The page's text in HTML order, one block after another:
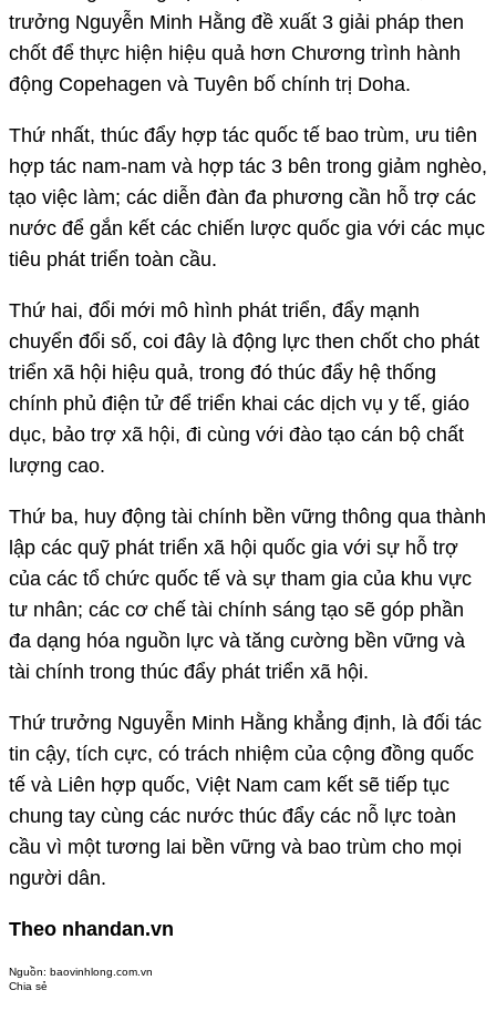
trưởng Nguyễn Minh Hằng đề xuất 3 giải pháp then
chốt để thực hiện hiệu quả hơn Chương trình hành
động Copehagen và Tuyên bố chính trị Doha.
Thứ nhất, thúc đẩy hợp tác quốc tế bao trùm, ưu tiên
hợp tác nam-nam và hợp tác 3 bên trong giảm nghèo,
tạo việc làm; các diễn đàn đa phương cần hỗ trợ các
nước để gắn kết các chiến lược quốc gia với các mục
tiêu phát triển toàn cầu.
Thứ hai, đổi mới mô hình phát triển, đẩy mạnh
chuyển đổi số, coi đây là động lực then chốt cho phát
triển xã hội hiệu quả, trong đó thúc đẩy hệ thống
chính phủ điện tử để triển khai các dịch vụ y tế, giáo
dục, bảo trợ xã hội, đi cùng với đào tạo cán bộ chất
lượng cao.
Thứ ba, huy động tài chính bền vững thông qua thành
lập các quỹ phát triển xã hội quốc gia với sự hỗ trợ
của các tổ chức quốc tế và sự tham gia của khu vực
tư nhân; các cơ chế tài chính sáng tạo sẽ góp phần
đa dạng hóa nguồn lực và tăng cường bền vững và
tài chính trong thúc đẩy phát triển xã hội.
Thứ trưởng Nguyễn Minh Hằng khẳng định, là đối tác
tin cậy, tích cực, có trách nhiệm của cộng đồng quốc
tế và Liên hợp quốc, Việt Nam cam kết sẽ tiếp tục
chung tay cùng các nước thúc đẩy các nỗ lực toàn
cầu vì một tương lai bền vững và bao trùm cho mọi
người dân.
Theo nhandan.vn
Nguồn: baovinhlong.com.vn
Chia sẻ